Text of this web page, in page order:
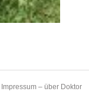
Impressum – über Doktor